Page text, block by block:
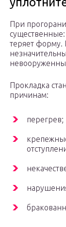
При
существенные:
теряет
Прокладка
причинам:
перегрев;